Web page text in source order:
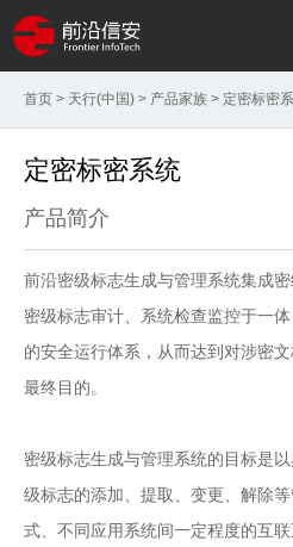
首页 > 天行(中国) > 产品家族 > 定密标密
定密标密系统
产品简介
前沿密级标志生成与管理系统集成
密级标志审计、系统检查监控于一
的安全运行体系，从而达到对涉密
最终目的。
密级标志生成与管理系统的目标是
级标志的添加、提取、变更、解除
式、不同应用系统间一定程度的互